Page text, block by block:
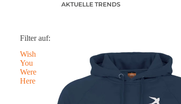
AKTUELLE TRENDS
Filter auf:
Wish
You
Were
Here